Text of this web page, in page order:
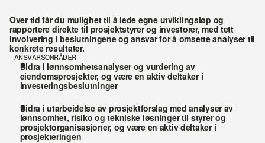
Over tid får du mulighet til å lede egne utviklingsløp og
rapportere direkte til prosjektstyrer og investorer, med tett
involvering i beslutningene og ansvar for å omsette analyser til
konkrete resultater.
ANSVARSOMRÅDER
Bidra i lønnsomhetsanalyser og vurdering av
eiendomsprosjekter, og være en aktiv deltaker i
investeringsbeslutninger
Bidra i utarbeidelse av prosjektforslag med analyser av
lønnsomhet, risiko og tekniske løsninger til styrer og
prosjektorganisasjoner, og være en aktiv deltaker i
prosjekteringen